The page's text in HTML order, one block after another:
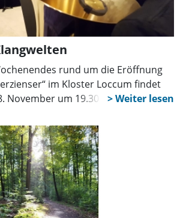
rund um die Eröffnung
im Kloster Loccum findet
November um 19.30 Uhr ein
Stiftskirche statt. Es spielt der
unter der Leitung von
der Orgel wirkt bei einem Stück
Merkel mit. Der Eintritt ist frei, um